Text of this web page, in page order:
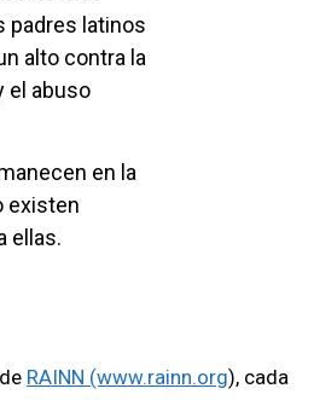
en la
existen
ellas.
RAINN (www.rainn.org), cada